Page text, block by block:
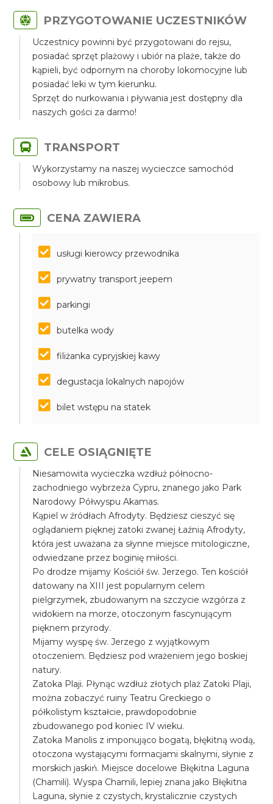
PRZYGOTOWANIE UCZESTNIKÓW
Uczestnicy powinni być przygotowani do rejsu,
posiadać sprzęt plażowy i ubiór na plaże, także do
kąpieli, być odpornym na choroby lokomocyjne lub
posiadać leki w tym kierunku.
Sprzęt do nurkowania i pływania jest dostępny dla
naszych gości za darmo!
TRANSPORT
Wykorzystamy na naszej wycieczce samochód
osobowy lub mikrobus.
CENA ZAWIERA
usługi kierowcy przewodnika
prywatny transport jeepem
parkingi
butelka wody
filiżanka cypryjskiej kawy
degustacja lokalnych napojów
bilet wstępu na statek
CELE OSIĄGNIĘTE
Niesamowita wycieczka wzdłuż północno-
zachodniego wybrzeża Cypru, znanego jako Park
Narodowy Półwyspu Akamas.
Kąpiel w źródłach Afrodyty. Będziesz cieszyć się
oglądaniem pięknej zatoki zwanej Łaźnią Afrodyty,
która jest uważana za słynne miejsce mitologiczne,
odwiedzane przez boginię miłości.
Po drodze mijamy Kościół św. Jerzego. Ten kościół
datowany na XIII jest popularnym celem
pielgrzymek, zbudowanym na szczycie wzgórza z
widokiem na morze, otoczonym fascynującym
pięknem przyrody.
Mijamy wyspę św. Jerzego z wyjątkowym
otoczeniem. Będziesz pod wrażeniem jego boskiej
natury.
Zatoka Plaji. Płynąc wzdłuż złotych plaż Zatoki Plaji,
można zobaczyć ruiny Teatru Greckiego o
półkolistym kształcie, prawdopodobnie
zbudowanego pod koniec IV wieku.
Zatoka Manolis z imponująco bogatą, błękitną wodą,
otoczona wystającymi formacjami skalnymi, słynie z
morskich jaskiń. Miejsce docelowe Błękitna Laguna
(Chamili). Wyspa Chamili, lepiej znana jako Błękitna
Laguna, słynie z czystych, krystalicznie czystych